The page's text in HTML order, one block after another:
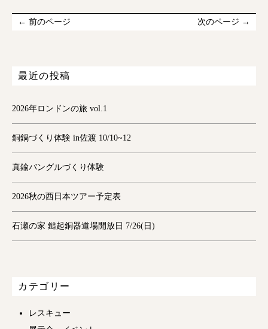
← 前のページ 次のページ →
最近の投稿
2026年ロンドンの旅 vol.1
銅鍋づくり体験 in佐渡 10/10~12
真鍮バングルづくり体験
2026秋の西日本ツアー予定表
石瀬の家 鎚起銅器道場開放日 7/26(日)
カテゴリー
レスキュー